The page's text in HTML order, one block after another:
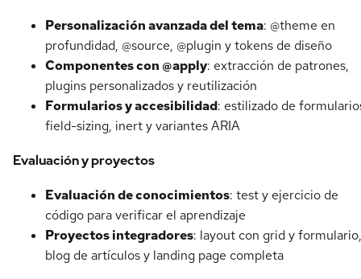
Personalización avanzada del tema: @theme en
profundidad, @source, @plugin y tokens de diseño
Componentes con @apply: extracción de patrones,
plugins personalizados y reutilización
Formularios y accesibilidad: estilizado de
field-sizing, inert y variantes ARIA
Evaluación y proyectos
Evaluación de conocimientos: test y ejercicio de
código para verificar el aprendizaje
Proyectos integradores: layout con grid y formulario,
blog de artículos y landing page completa